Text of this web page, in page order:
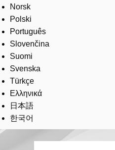
Norsk
Polski
Português
Slovenčina
Suomi
Svenska
Türkçe
Ελληνικά
日本語
한국어